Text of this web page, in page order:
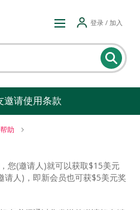
登录 / 加入
邀请使用条款
助
您(邀请人)就可以获取$15美元
请人)，即新会员也可获$5美元奖